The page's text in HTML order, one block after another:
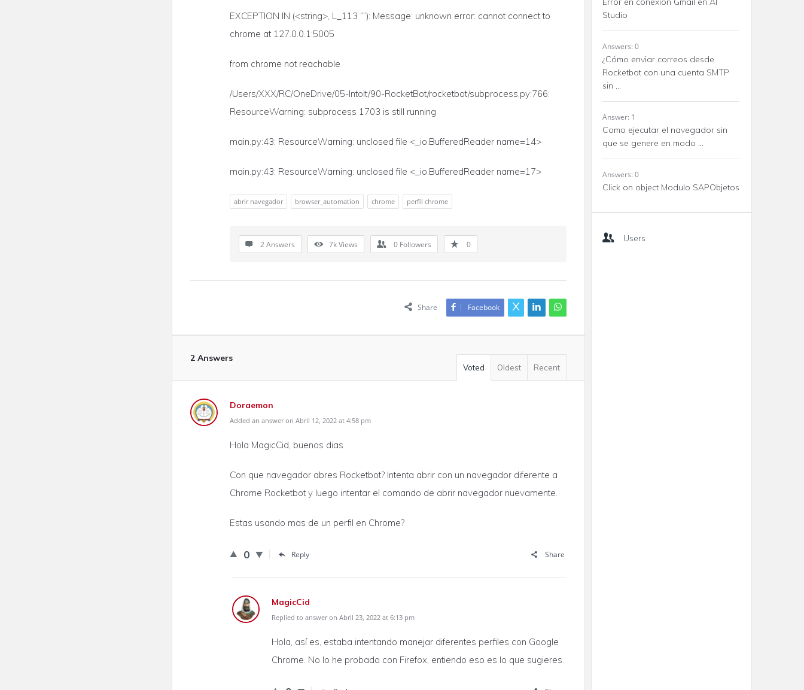
EXCEPTION IN (<string>, L_113 “”): Message: unknown error: cannot connect to
chrome at 127.0.0.1:5005
from chrome not reachable
/Users/XXX/RC/OneDrive/05-IntoIt/90-RocketBot/rocketbot/subprocess.py:766:
ResourceWarning: subprocess 1703 is still running
main.py:43: ResourceWarning: unclosed file <_io.BufferedReader name=14>
main.py:43: ResourceWarning: unclosed file <_io.BufferedReader name=17>
abrir navegador browser_automation chrome perfil chrome
2 Answers 7kViews 0 Followers 0
Share Facebook
2 Answers
Voted Oldest Recent
Doraemon
Added an answer on Abril 12, 2022 at 4:58 pm
Hola MagicCid, buenos dias
Con que navegador abres Rocketbot? Intenta abrir con un navegador diferente a
Chrome Rocketbot y luego intentar el comando de abrir navegador nuevamente.
Estas usando mas de un perfil en Chrome?
0 Reply Share
MagicCid
Replied to answer on Abril 23, 2022 at 6:13 pm
Hola, así es, estaba intentando manejar diferentes perfiles con Google
Chrome. No lo he probado con Firefox, entiendo eso es lo que sugieres.
Studio
Answers: 0
¿Cómo enviar correos desde
Rocketbot con una cuenta SMTP
sin ...
Answer: 1
Como ejecutar el navegador sin
que se genere en modo ...
Answers: 0
Click on object Modulo SAPObjetos
Users